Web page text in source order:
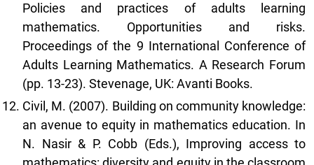
Policies and practices of adults learning
mathematics. Opportunities and risks.
Proceedings of the 9 International Conference of
Adults Learning Mathematics. A Research Forum
(pp. 13-23). Stevenage, UK: Avanti Books.
Civil, M. (2007). Building on community knowledge:
an avenue to equity in mathematics education. In
N. Nasir & P. Cobb (Eds.), Improving access to